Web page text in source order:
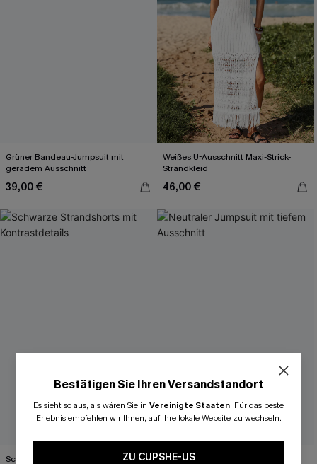
Grüner Bandeau-Jumpsuit mit
geradem Ausschnitt
39,00 €
Weißes U-Ausschnitt Maxi-Strick-
Strandkleid
46,00 €
Schwarze Strandshorts mit Neutraler Jumpsuit mit tiefem
Bestätigen Sie Ihren Versandstandort
Es sieht so aus, als wären Sie in Vereinigte Staaten. Für das beste
Erlebnis empfehlen wir Ihnen, auf Ihre lokale Website zu wechseln.
ZU CUPSHE-US